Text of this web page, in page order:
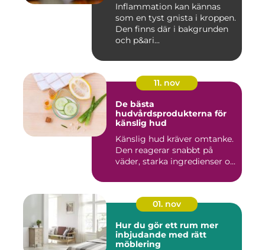
Inflammation kan kännas
som en tyst gnista i kroppen.
Den finns där i bakgrunden
och p&ari...
11. nov
De bästa
hudvårdsprodukterna för
känslig hud
Känslig hud kräver omtanke.
Den reagerar snabbt på
väder, starka ingredienser o...
01. nov
Hur du gör ett rum mer
inbjudande med rätt
möblering